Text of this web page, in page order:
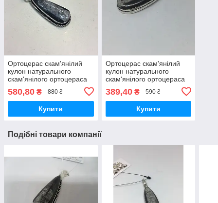
Ортоцерас скам'янілий
кулон натурального
скам'янілого ортоцераса
580,80 ₴ 880 ₴
Купити
Ортоцерас скам'янілий
кулон натурального
скам'янілого ортоцераса
389,40₴ 590 ₴
Купити
Подібні товари компанії